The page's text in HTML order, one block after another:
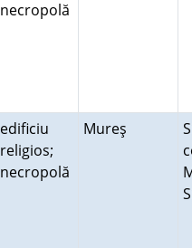
necropolă
edificiu
religios;
necropolă
Mureş